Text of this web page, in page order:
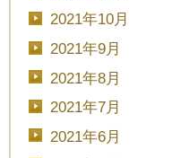
2021年10月
2021年9月
2021年8月
2021年7月
2021年6月
時間を選択